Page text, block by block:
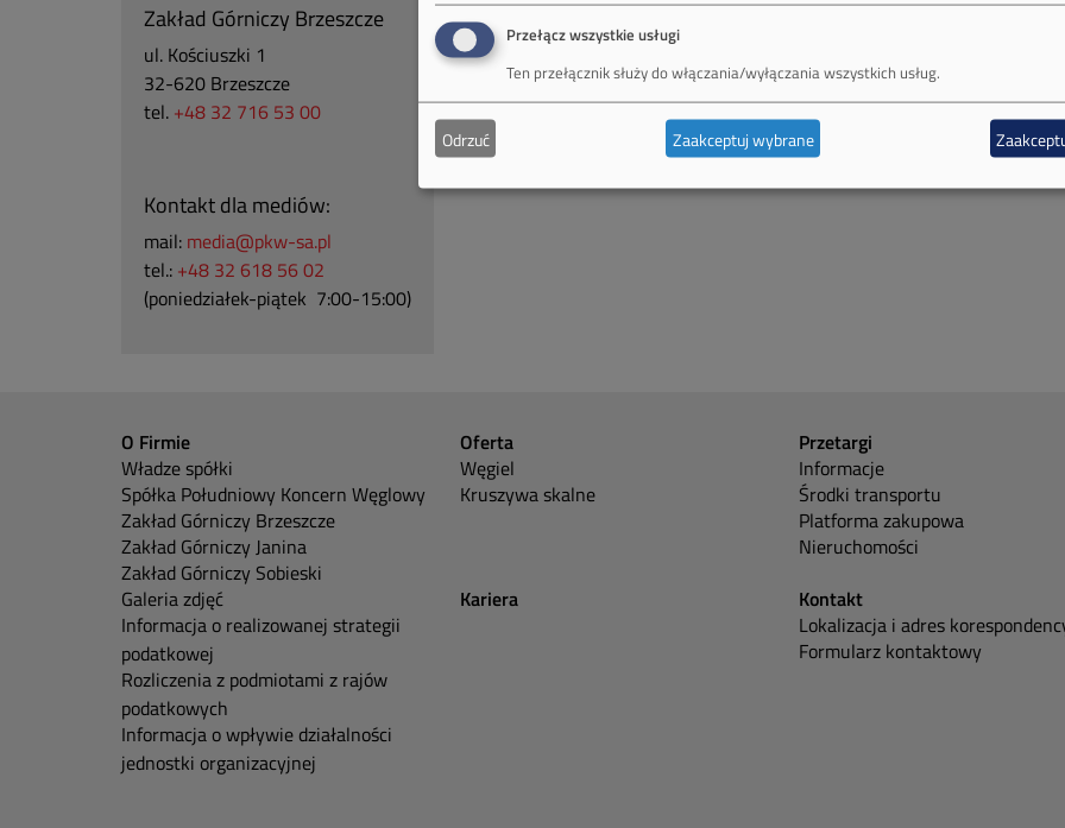
Zakład Górniczy Brzeszcze
ul. Kościuszki 1
32-620 Brzeszcze
tel. +48 32 716 53 00
Kontakt dla mediów:
mail: media@pkw-sa.pl
tel.: +48 32 618 56 02
(poniedziałek-piątek 7:00-15:00)
O Firmie
Władze spółki
Spółka Południowy Koncern Węglowy
Zakład Górniczy Brzeszcze
Zakład Górniczy Janina
Zakład Górniczy Sobieski
Galeria zdjęć
Informacja o realizowanej strategii
podatkowej
Rozliczenia z podmiotami z rajów
podatkowych
Informacja o wpływie działalności
jednostki organizacyjnej
Oferta
Węgiel
Kruszywa skalne
Przetargi
Informacje
Środki transportu
Platforma zakupowa
Nieruchomości
Kariera
Kontakt
Lokalizacja i adres
Formularz kontaktowy
Przełącz wszystkie usługi
Ten przełącznik służy do włączania/wyłączania wszystkich usług.
Odrzuć Zaakceptuj wybrane